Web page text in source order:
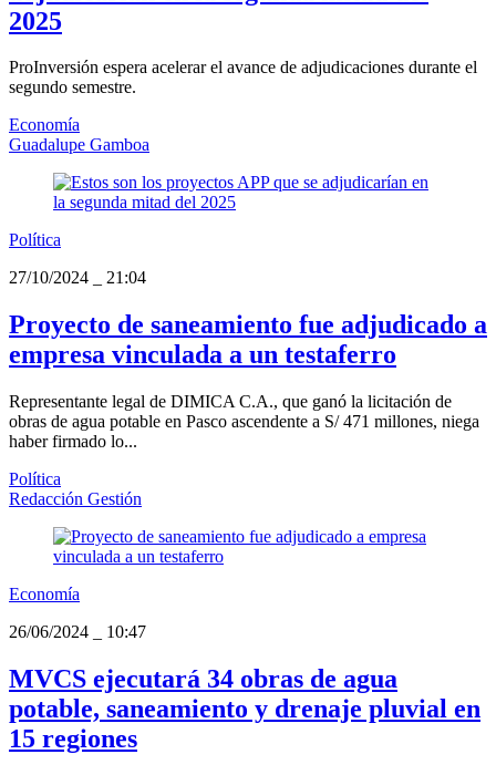
2025
ProInversión espera acelerar el avance de adjudicaciones durante el
segundo semestre.
Economía
Guadalupe Gamboa
Política
27/10/2024
21:04
Proyecto de saneamiento fue adjudicado a
empresa vinculada a un testaferro
Representante legal de DIMICA C.A., que ganó la licitación de
obras de agua potable en Pasco ascendente a S/ 471 millones, niega
haber firmado lo...
Política
Redacción Gestión
Economía
26/06/2024
10:47
MVCS ejecutará 34 obras de agua
potable, saneamiento y drenaje pluvial en
15 regiones